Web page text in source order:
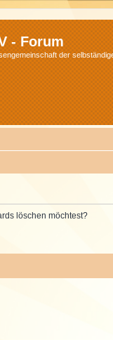
- Forum
der
löschen möchtest?